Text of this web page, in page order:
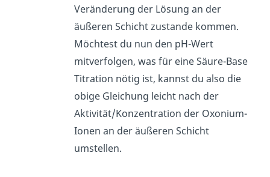
Veränderung der Lösung an der
äußeren Schicht zustande kommen.
Möchtest du nun den pH-Wert
mitverfolgen, was für eine Säure-Base
Titration nötig ist, kannst du also die
obige Gleichung leicht nach der
Aktivität/Konzentration der Oxonium-
Ionen an der äußeren Schicht
umstellen.